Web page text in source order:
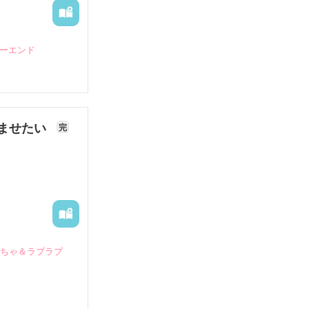
エンド
せたい 完
ゃ＆ラブラブ